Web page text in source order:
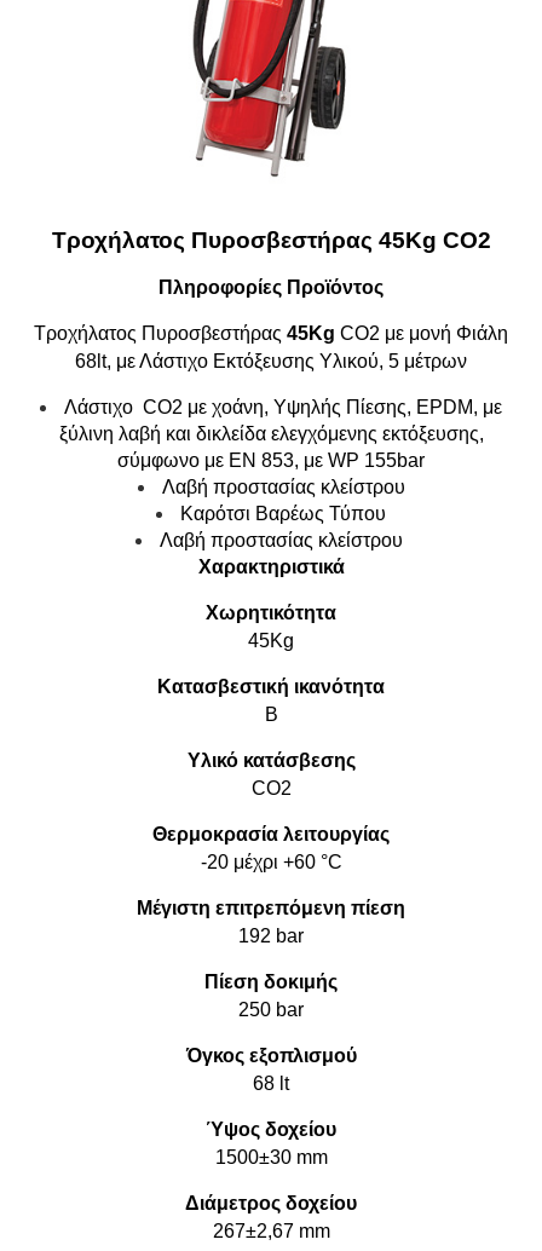
Τροχήλατος Πυροσβεστήρας 45Kg CΟ2
Πληροφορίες Προϊόντος
Τροχήλατος Πυροσβεστήρας 45Kg CΟ2 με μονή Φιάλη
68lt, με Λάστιχο Εκτόξευσης Υλικού, 5 μέτρων
Λάστιχο CO2 με χοάνη, Υψηλής Πίεσης, EPDM, με
ξύλινη λαβή και δικλείδα ελεγχόμενης εκτόξευσης,
σύμφωνο με ΕΝ 853, με WP 155bar
Λαβή προστασίας κλείστρου
Καρότσι Βαρέως Τύπου
Λαβή προστασίας κλείστρου
Χαρακτηριστικά
Χωρητικότητα
45Kg
Κατασβεστική ικανότητα
B
Υλικό κατάσβεσης
CO2
Θερμοκρασία λειτουργίας
-20 μέχρι +60 °C
Μέγιστη επιτρεπόμενη πίεση
192 bar
Πίεση δοκιμής
250 bar
Όγκος εξοπλισμού
68 lt
Ύψος δοχείου
1500±30 mm
Διάμετρος δοχείου
267±2,67 mm